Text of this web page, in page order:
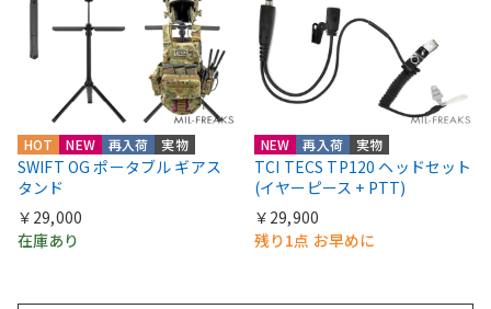
HOT NEW 再入荷 実物
SWIFT OG ポータブル ギアス
タンド
￥29,000
在庫あり
NEW 再入荷 実物
TCI TECS TP120 ヘッドセット
(イヤーピース + PTT)
￥29,900
残り1点 お早めに